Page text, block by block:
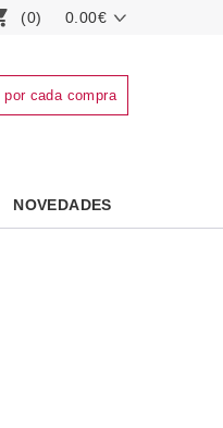
(0) 0.00€
por cada compra
NOVEDADES